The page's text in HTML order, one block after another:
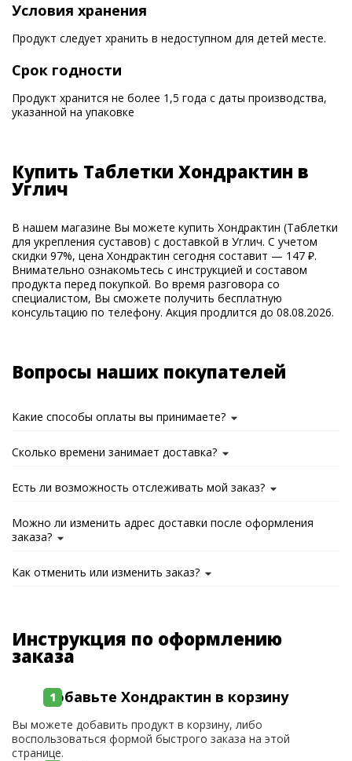
Условия хранения
Продукт следует хранить в недоступном для детей месте.
Срок годности
Продукт хранится не более 1,5 года с даты производства,
указанной на упаковке
Купить Таблетки Хондрактин в
Углич
В нашем магазине Вы можете купить Хондрактин (Таблетки
для укрепления суставов) с доставкой в Углич. С учетом
скидки 97%, цена Хондрактин сегодня составит — 147 ₽.
Внимательно ознакомьтесь с инструкцией и составом
продукта перед покупкой. Во время разговора со
специалистом, Вы сможете получить бесплатную
консультацию по телефону. Акция продлится до 08.08.2026.
Вопросы наших покупателей
Какие способы оплаты вы принимаете?
Сколько времени занимает доставка?
Есть ли возможность отслеживать мой заказ?
Можно ли изменить адрес доставки после оформления
заказа?
Как отменить или изменить заказ?
Инструкция по оформлению
заказа
Добавьте Хондрактин в корзину
Вы можете добавить продукт в корзину, либо
воспользоваться формой быстрого заказа на этой
странице.